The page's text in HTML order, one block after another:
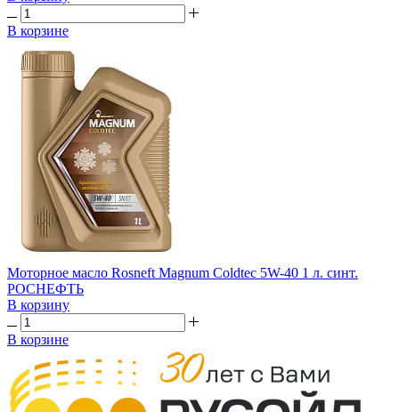
В корзине
Моторное масло Rosneft Magnum Coldtec 5W-40 1 л. синт.
РОСНЕФТЬ
В корзину
В корзине